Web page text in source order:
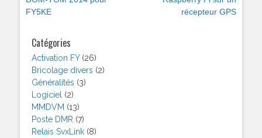
FY5KE
récepteur GPS
Catégories
Activation FY(26)
Bricolage divers (2)
Généralités (3)
Logiciel (2)
MMDVM (13)
Poste DMR (7)
Relais SvxLink (8)